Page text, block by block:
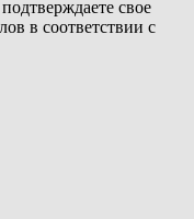
свое
в соответствии с